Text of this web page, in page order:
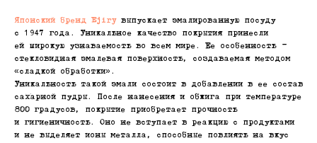
Японский бренд Ejiryвыпускает эмалированную посуду
с 1947 года. Уникальное качество покрытия принесли
ей широкую узнаваемость во всем мире. Ее особенность —
стекловидная эмалевая поверхность, создаваемая методом
«сладкой обработки».
Уникальность такой эмали состоит в добавлении в ее состав
сахарной пудры. После нанесения и обжига при температуре
800 градусов, покрытие приобретает прочность
и гигиеничность. Оно не вступает в реакцию с продуктами
и не выделяет ионы металла, способные повлиять на вкус